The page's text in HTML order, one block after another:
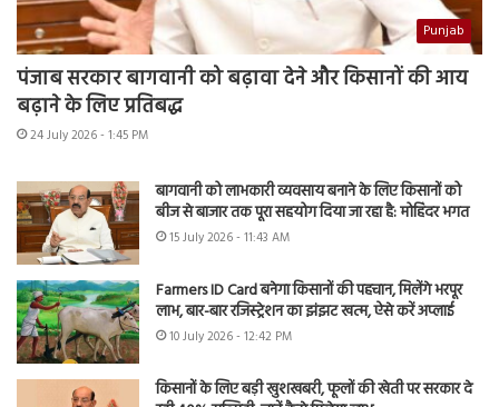
Punjab
पंजाब सरकार बागवानी को बढ़ावा देने और किसानों की आय
बढ़ाने के लिए प्रतिबद्ध
24 July 2026 - 1:45 PM
बागवानी को लाभकारी व्यवसाय बनाने के लिए किसानों को
बीज से बाजार तक पूरा सहयोग दिया जा रहा है: मोहिंदर भगत
15 July 2026 - 11:43 AM
Farmers ID Card बनेगा किसानों की पहचान, मिलेंगे भरपूर
लाभ, बार-बार रजिस्ट्रेशन का झंझट खत्म, ऐसे करें अप्लाई
10 July 2026 - 12:42 PM
किसानों के लिए बड़ी खुशखबरी, फूलों की खेती पर सरकार दे